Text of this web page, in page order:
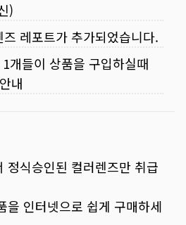
)
즈 레포트가 추가되었습니다.
개들이 상품을 구입하실때
내
정식승인된 컬러렌즈만 취급
을 인터넷으로 쉽게 구매하세